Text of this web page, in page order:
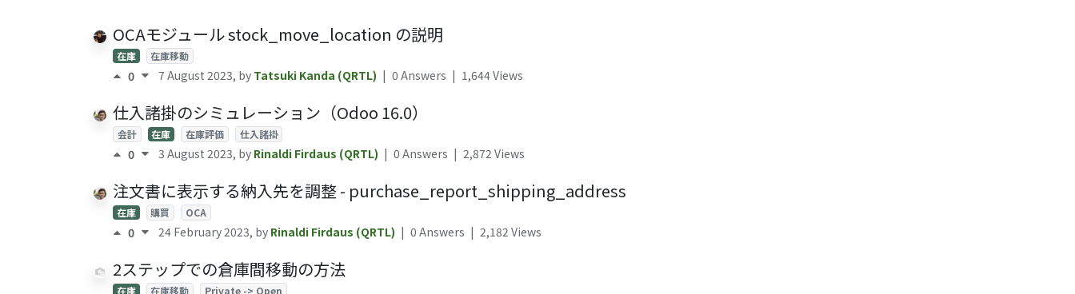
OCAモジュール stock_move_location の説明
在庫 在庫移動
0 7 August 2023, by Tatsuki Kanda (QRTL) | 0 Answers | 1,644Views
仕入諸掛のシミュレーション（Odoo 16.0）
会計 在庫 在庫評価 仕入諸掛
0 3 August 2023, by Rinaldi Firdaus (QRTL) | 0 Answers | 2,872 Views
注文書に表示する納入先を調整 - purchase_report_shipping_address
在庫 購買 OCA
0 24 February 2023, by Rinaldi Firdaus (QRTL) | 0 Answers | 2,182 Views
2ステップでの倉庫間移動の方法
在庫 在庫移動 Private -> Open